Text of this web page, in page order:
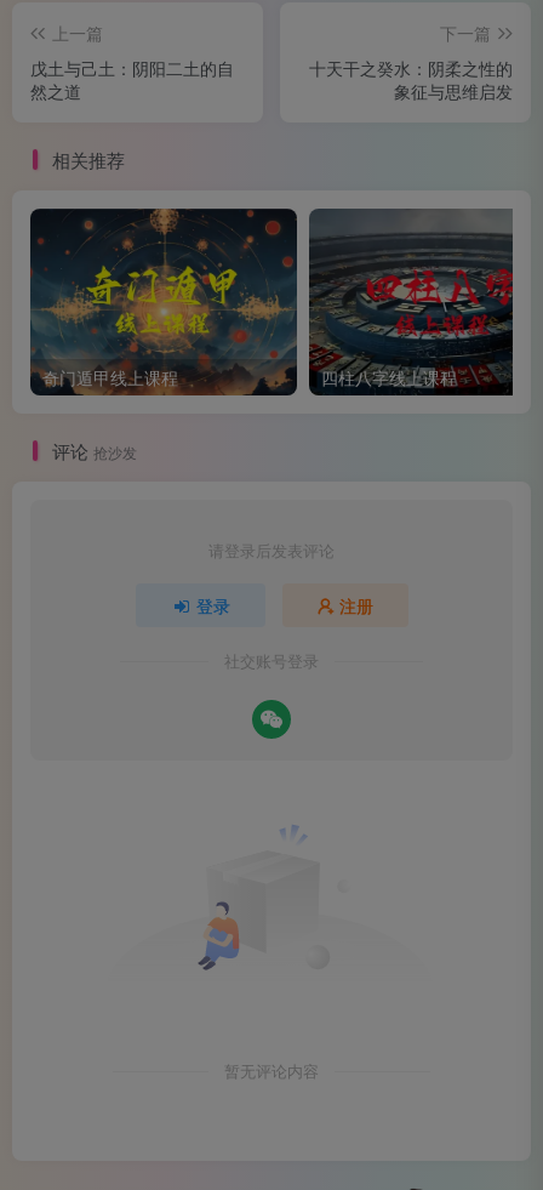
辛金：精巧可动的小金属
辛金属于“阴金”，同样对应西方。辛金代表的是小型、
可移动的金属物品——首饰、小装饰品、精细的金属器具
性格倾向：辛金特质的人常被描述为“叛逆”。与庚金的
新人才；处于不利状态时则可能因叛逆而犯错。
辛金范畴。特别贵重的大件金器或名表，在传统分类中可能
上一篇
戊土与己土：阴阳二土的自
然之道
下一篇
十天干之癸水：阴柔之性的
象征与思维启发
相关推荐
奇门遁甲线上课程 四柱八字线上课程
评论 抢沙发
请登录后发表评论
登录 注册
社交账号登录
暂无评论内容